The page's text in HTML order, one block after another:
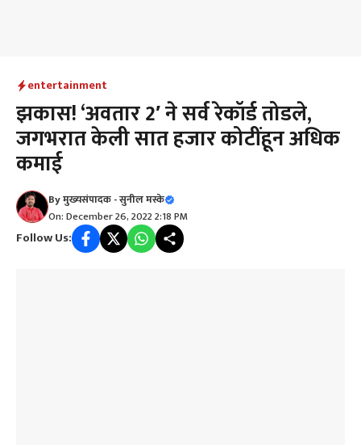
entertainment
झकास! ‘अवतार 2′ ने सर्व रेकॉर्ड तोडले,
जगभरात केली सात हजार कोटींहून अधिक
कमाई
Byमुख्यसंपादक - सुनील मस्के
On: December 26, 2022 2:18 PM
Follow Us: